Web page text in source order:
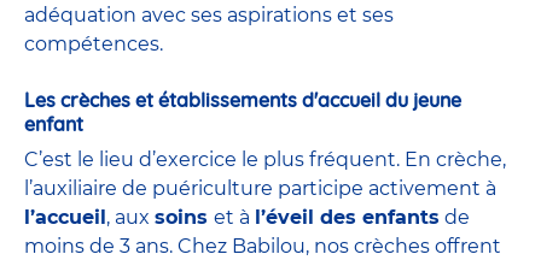
adéquation avec ses aspirations et ses
compétences.
Les crèches et établissements d'accueil du jeune
enfant
C’est le lieu d’exercice le plus fréquent. En crèche,
l’auxiliaire de puériculture participe activement à
l’accueil , aux soins et à l’éveil des enfants de
moins de 3 ans. Chez Babilou, nos crèches offrent